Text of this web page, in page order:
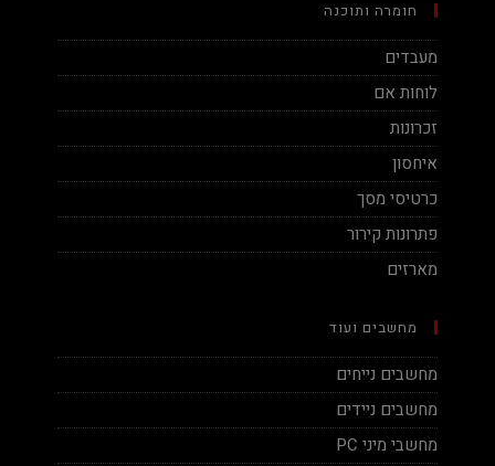
חומרה ותוכנה
מעבדים
לוחות אם
זכרונות
איחסון
כרטיסי מסך
פתרונות קירור
מארזים
מחשבים ועוד
מחשבים נייחים
מחשבים ניידים
מחשבי מיני PC